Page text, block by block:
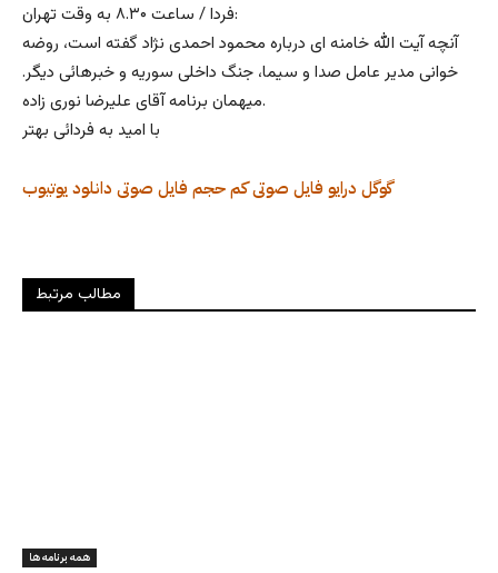
فردا / ساعت ۸.۳۰ به وقت تهران:
آنچه آیت الله خامنه ای درباره محمود احمدی نژاد گفته است، روضه
خوانی مدیر عامل صدا و سیما، جنگ داخلی سوریه و خبرهائی دیگر.
میهمان برنامه آقای علیرضا نوری زاده.
با امید به فردائی بهتر
یوتیوب دانلود فایل صوتی فایل صوتی کم حجم گوگل درایو
مطالب مرتبط
همه برنامه ها